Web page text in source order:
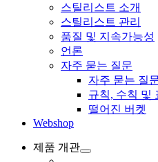
스틸리스트 소개
스틸리스트 관리
품질 및 지속가능성
언론
자주 묻는 질문
자주 묻는 질
규칙, 수칙 및
떨어진 버켓
Webshop
제품 개관